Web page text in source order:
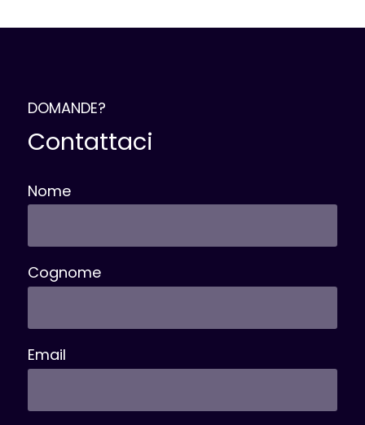
DOMANDE?
Contattaci
Nome
Cognome
Email